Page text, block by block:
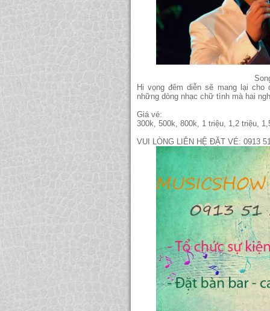
Hi vọng đêm diễn sẽ mang lại
những dòng nhạc chữ tình mà hai
Giá vé:
300k, 500k, 800k, 1 triệu, 1,2 triệu,
VUI LÒNG LIÊN HỆ ĐẶT VÉ: 0913